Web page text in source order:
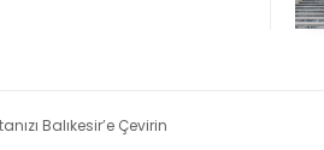
Balıkesir’e Çevirin